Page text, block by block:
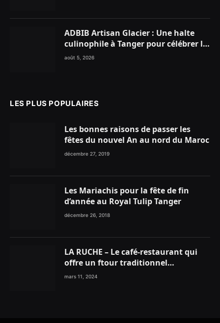
ADBIB Artisan Glacier : Une halte
culinophile à Tanger pour célébrer la
glace traditionnelle aux matières
août 5, 2026
LES PLUS POPULAIRES
Les bonnes raisons de passer les
fêtes du nouvel An au nord du Maroc
décembre 27, 2019
Les Mariachis pour la fête de fin
d’année au Royal Tulip Tanger
décembre 26, 2018
LA RUCHE – Le café-restaurant qui
offre un ftour traditionnel
gourmand
mars 11, 2024